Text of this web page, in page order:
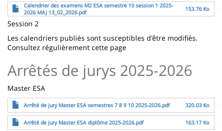
FichierCalendrier des examens M2 ESA semestre 10 session 1 2025-
2026 MAJ 13_02_2026.pdf
153.76 Ko
Session 2
Les calendriers publiés sont susceptibles d'être modifiés.
Consultez régulièrement cette page
Arrêtés de jurys 2025-2026
Master ESA
FichierArrêté de jury Master ESA semestres 7 8 9 10 2025-2026.pdf 320.03 Ko
FichierArrêté de jury Master ESA diplôme 2025-2026.pdf 163.17 Ko